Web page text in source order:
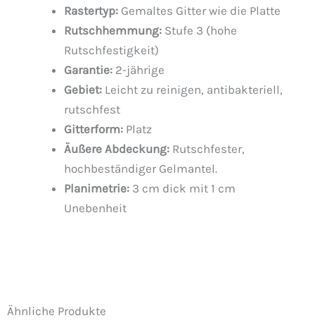
Rastertyp: Gemaltes Gitter wie die Platte
Rutschhemmung: Stufe 3 (hohe
Rutschfestigkeit)
Garantie: 2-jährige
Gebiet: Leicht zu reinigen, antibakteriell,
rutschfest
Gitterform: Platz
Äußere Abdeckung: Rutschfester,
hochbeständiger Gelmantel.
Planimetrie: 3 cm dick mit 1 cm
Unebenheit
Ähnliche Produkte